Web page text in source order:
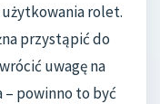
rolet.
przystąpić do
uwagę na
– powinno to być